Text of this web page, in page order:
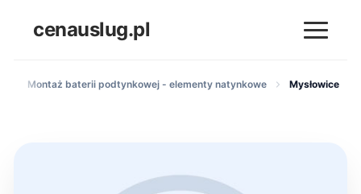
cenauslug.pl
Montaż baterii podtynkowej - elementy natynkowe Mysłowice